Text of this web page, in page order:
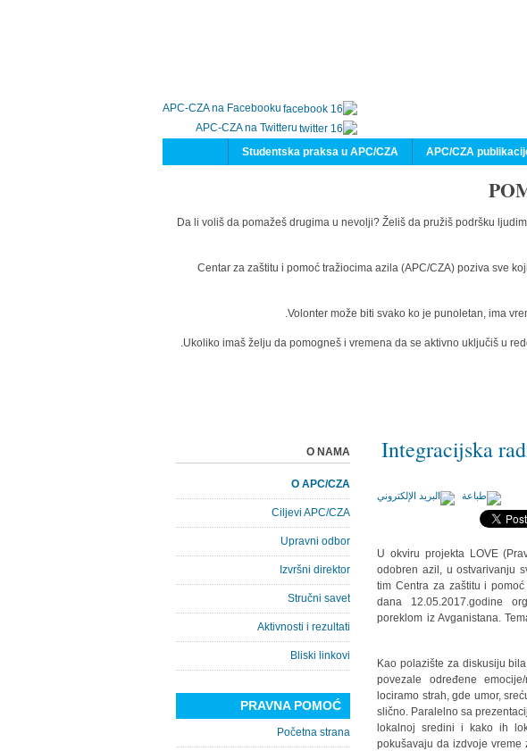
APC-CZA na Facebooku
APC-CZA na Twitteru
APC/CZA
Studentska praksa u APC/CZA
Da li voliš da pomažeš drugima u nevolji? Želiš da pružiš podršku
Centar za zaštitu i pomoć tražiocima azila (APC/CZA) poziva sve
Volonter može biti svako ko je punoletan, ima
Ukoliko imaš želju da pomogneš i vremena da se aktivno uključiš u
Integracijska
U okviru projekta LOVE
odobren azil, u ostvarivanju
tim Centra za zaštitu i
dana 12.05.2017.godine
poreklom iz Avganistana.
Kao polazište za diskusiju
povezale određene
lociramo strah, gde umor,
slično. Paralelno sa
lokalnoj sredini i kako ih
pokušavaju da izdvoje vreme
O NAMA
O APC/CZA
Ciljevi APC/CZA
Upravni odbor
Izvršni direktor
Stručni savet
Aktivnosti i rezultati
Bliski linkovi
PRAVNA POMOĆ
Početna strana